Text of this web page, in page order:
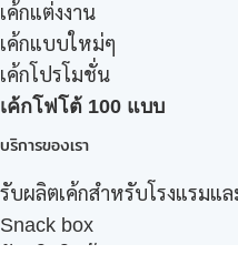
เค้กแต่งงาน
เค้กแบบใหม่ๆ
เค้กโปรโมชั่น
เค้กโฟโต้ 100 แบบ
บริการของเรา
รับผลิตเค้กสำหรับโรงแรมแ
Snack box